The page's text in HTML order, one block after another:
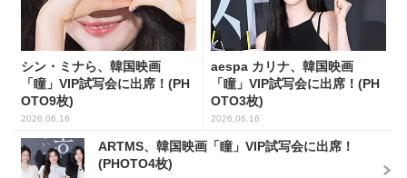
シン・ミナら、韓国映画
「瞳」VIP試写会に出席！(PH
OTO9枚)
2026.06.16
aespa カリナ、韓国映画
「瞳」VIP試写会に出席！(PH
OTO3枚)
2026.06.16
ARTMS、韓国映画「瞳」VIP試写会に出席！
(PHOTO4枚)